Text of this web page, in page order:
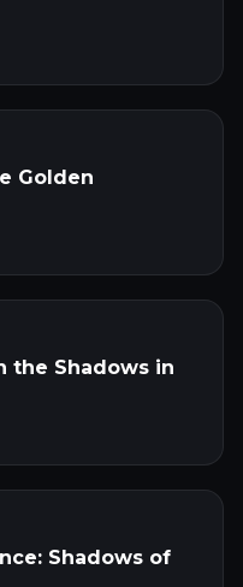
Golden
the Shadows in
Shadows of